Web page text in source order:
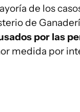
de los
de
por las
medida por